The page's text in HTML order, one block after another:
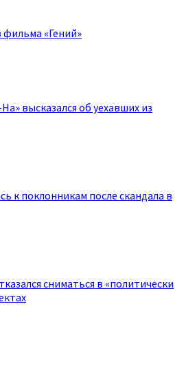
фильма «Гений»
высказался об уехавших из
к поклонникам после скандала в
сниматься в «политически